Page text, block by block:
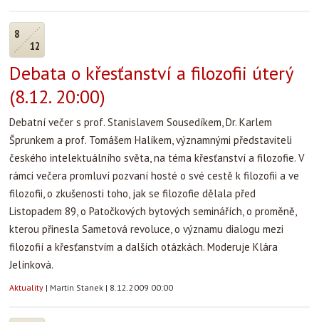
8
12
Debata o křesťanství a filozofii úterý
(8.12. 20:00)
Debatní večer s prof. Stanislavem Sousedíkem, Dr. Karlem
Šprunkem a prof. Tomášem Halíkem, významnými představiteli
českého intelektuálního světa, na téma křesťanství a filozofie. V
rámci večera promluví pozvaní hosté o své cestě k filozofii a ve
filozofii, o zkušenosti toho, jak se filozofie dělala před
Listopadem 89, o Patočkových bytových seminářích, o proměně,
kterou přinesla Sametová revoluce, o významu dialogu mezi
filozofií a křesťanstvím a dalších otázkách. Moderuje Klára
Jelínková.
Aktuality | Martin Stanek | 8.12.2009 00:00